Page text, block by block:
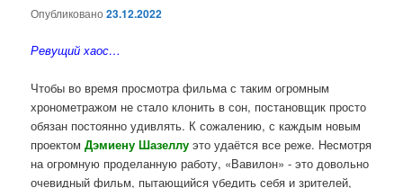
Опубликовано23.12.2022
Ревущий хаос…
Чтобы во время просмотра фильма с таким огромным
хронометражом не стало клонить в сон, постановщик просто
обязан постоянно удивлять. К сожалению, с каждым новым
проектомДэмиену Шазеллуэто удаётся все реже. Несмотря
на огромную проделанную работу, «Вавилон» - это довольно
очевидный фильм, пытающийся убедить себя и зрителей,